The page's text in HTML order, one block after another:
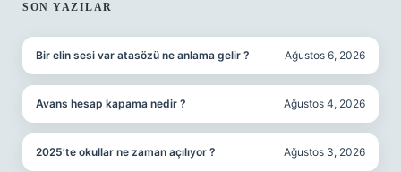
SIDEBAR
SON YAZILAR
Bir elin sesi var atasözü ne anlama gelir ? Ağustos 6, 2026
Avans hesap kapama nedir ? Ağustos 4, 2026
2025’te okullar ne zaman açılıyor ? Ağustos 3, 2026